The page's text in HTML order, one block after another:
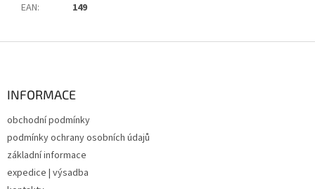
EAN: 149
INFORMACE
obchodní podmínky
podmínky ochrany osobních údajů
základní informace
expedice | výsadba